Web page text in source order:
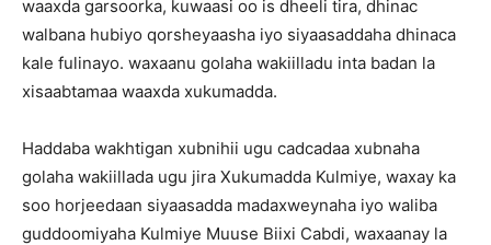
waaxda garsoorka, kuwaasi oo is dheeli tira, dhinac
walbana hubiyo qorsheyaasha iyo siyaasaddaha dhinaca
kale fulinayo. waxaanu golaha wakiilladu inta badan la
xisaabtamaa waaxda xukumadda.
Haddaba wakhtigan xubnihii ugu cadcadaa xubnaha
golaha wakiillada ugu jira Xukumadda Kulmiye, waxay ka
soo horjeedaan siyaasadda madaxweynaha iyo waliba
guddoomiyaha Kulmiye Muuse Biixi Cabdi, waxaanay la